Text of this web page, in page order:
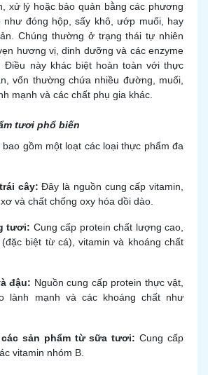
xử lý hoặc bảo quản bằng các phương
như đóng hộp, sấy khô, ướp muối, hay
Chúng thường ở trạng thái tự nhiên
hương vị, dinh dưỡng và các enzyme
này khác biệt hoàn toàn với thực
vốn thường chứa nhiều đường, muối,
mạnh và các chất phụ gia khác.
tươi phổ biến
gồm một loạt các loại thực phẩm đa
cây: Đây là nguồn cung cấp vitamin,
và chất chống oxy hóa dồi dào.
tươi: Cung cấp protein chất lượng cao,
biệt từ cá), vitamin và khoáng chất
đậu: Nguồn cung cấp protein thực vật,
lành mạnh và các khoáng chất như
sản phẩm từ sữa tươi: Cung cấp
vitamin nhóm B.